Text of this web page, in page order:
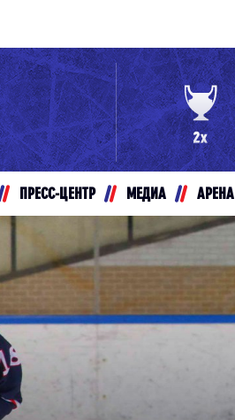
ПРЕСС-ЦЕНТР МЕДИА АРЕНА